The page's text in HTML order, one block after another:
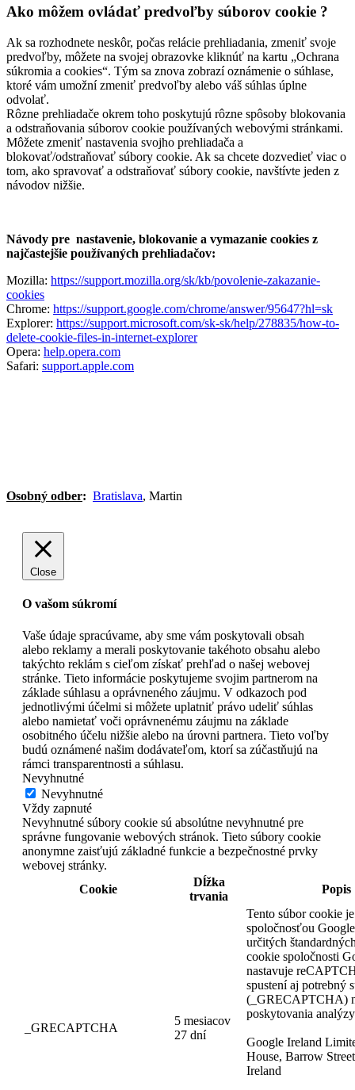
Ako môžem ovládať predvoľby súborov cookie ?
Ak sa rozhodnete neskôr, počas relácie prehliadania, zmeniť svoje
predvoľby, môžete na svojej obrazovke kliknúť na kartu „Ochrana
súkromia a cookies“. Tým sa znova zobrazí oznámenie o súhlase,
ktoré vám umožní zmeniť predvoľby alebo váš súhlas úplne
odvolať.
Rôzne prehliadače okrem toho poskytujú rôzne spôsoby blokovania
a odstraňovania súborov cookie používaných webovými stránkami.
Môžete zmeniť nastavenia svojho prehliadača a
blokovať/odstraňovať súbory cookie. Ak sa chcete dozvedieť viac o
tom, ako spravovať a odstraňovať súbory cookie, navštívte jeden z
návodov nižšie.
Návody pre nastavenie, blokovanie a vymazanie cookies z
najčastejšie používaných prehliadačov:
Mozilla: https://support.mozilla.org/sk/kb/povolenie-zakazanie-
cookies
Chrome: https://support.google.com/chrome/answer/95647?hl=sk
Explorer: https://support.microsoft.com/sk-sk/help/278835/how-to-
delete-cookie-files-in-internet-explorer
Opera: help.opera.com
Safari: support.apple.com
Osobný odber: Bratislava, Martin
Close
O vašom súkromí
Vaše údaje spracúvame, aby sme vám poskytovali obsah
alebo reklamy a merali poskytovanie takéhoto obsahu alebo
takýchto reklám s cieľom získať prehľad o našej webovej
stránke. Tieto informácie poskytujeme svojim partnerom na
základe súhlasu a oprávneného záujmu. V odkazoch pod
jednotlivými účelmi si môžete uplatniť právo udeliť súhlas
alebo namietať voči oprávnenému záujmu na základe
osobitného účelu nižšie alebo na úrovni partnera. Tieto voľby
budú oznámené našim dodávateľom, ktorí sa zúčastňujú na
rámci transparentnosti a súhlasu.
Nevyhnutné
Nevyhnutné
Vždy zapnuté
Nevyhnutné súbory cookie sú absolútne nevyhnutné pre
správne fungovanie webových stránok. Tieto súbory cookie
anonymne zaisťujú základné funkcie a bezpečnostné prvky
webovej stránky.
Cookie
Dĺžka
trvania
Popis
_GRECAPTCHA
5 mesiacov
27 dní
Tento súbor cookie
spoločnosťou
určitých
cookie spoločnosti
nastavuje
spustení aj potrebný
(_GRECAPTCHA)
poskytovania
Google Ireland
House, Barrow
Ireland